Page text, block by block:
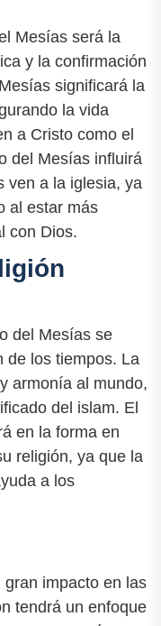
Mesías será la
y la confirmación
significará la
la vida
a Cristo como el
del Mesías influirá
ven a la iglesia, ya
al estar más
con Dios.
del Mesías se
de los tiempos. La
armonía al mundo,
del islam. El
en la forma en
religión, ya que la
a los
impacto en las
tendrá un enfoque